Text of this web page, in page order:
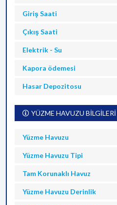
Giriş Saati
Çıkış Saati
Elektrik - Su
Kapora ödemesi
Hasar Depozitosu
YÜZME HAVUZU BİLGİLERİ
Yüzme Havuzu
Yüzme Havuzu Tipi
Tam Korunaklı Havuz
Yüzme Havuzu Derinlik